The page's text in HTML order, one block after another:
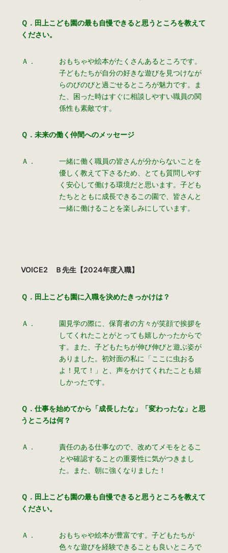
Ｑ．田上こども園の最も自慢できると思うところを教えて
ください。
Ａ．
おもちゃや絵本がたくさんあるところです。
子どもたちが自分の好きな遊びを見つけなが
らのびのびと過ごせるところが魅力です。ま
た、困った時はすぐに相談しやすい職員の関
係性も素敵です。
Ｑ．未来の働く仲間へのメッセージ
Ａ．
一緒に働く職員の皆さんが分からないことを
優しく教えて下さるため、とても質問しやす
く安心して働ける環境だと思います。子ども
たちとともに成長できるこの園で、皆さんと
一緒に働けることを楽しみにしています。
VOICE2 Ｂ先生【2024年度入職】
Ｑ．田上こども園に入職を決めたきっかけは？
Ａ．
園見学の際に、保育者の方々が笑顔で挨拶を
してくれたことがとっても嬉しかったからで
す。また、子どもたちが伸び伸びと遊ぶ姿が
ありました。初対面の私に「ここに虫おる
よ！見て！」と、声をかけてくれたことも嬉
しかったです。
Ｑ．仕事を始めてから「成長したな」「変わったな」と思
うところは何？
Ａ．
責任のある仕事なので、改めてメモをとるこ
とや確認することの重要性に気がつきまし
た。また、朝に強くなりました！
Ｑ．田上こども園の最も自慢できると思うところを教えて
ください。
Ａ．
おもちゃや絵本が豊富です。子どもたちが
色々な遊びを経験できることも良いところで